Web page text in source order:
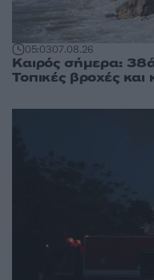
05:0307.08.26
Καιρός σήμερα:
Τοπικές βροχές και